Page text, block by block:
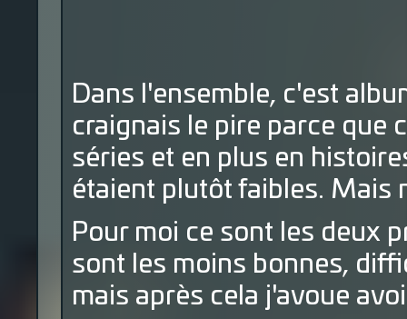
Dans l'ensemble, c'est
craignais le pire parce que
séries et en plus en
étaient plutôt faibles. Mais
Pour moi ce sont les deux
sont les moins bonnes,
mais après cela j'avoue